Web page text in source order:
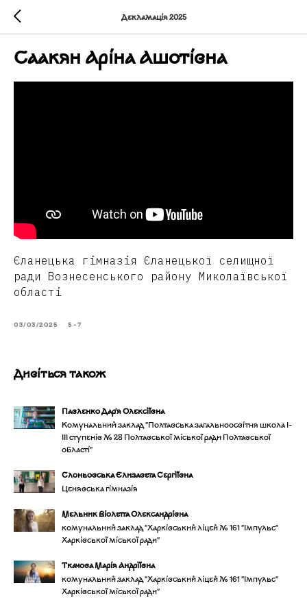
Декламація 2025
Саакян Аріна Ашотівна
Єланецька гімназія Єланецької селищної
ради Вознесенського району Миколаївської
області
03/03/2025 5-7
Дивіться також
Павленко Дар'я Олексіївна
Комунальний заклад "Полтавська загальноосвітня школа І-
ІІІ ступенів № 28 Полтавської міської ради Полтавської
області"
Слоньовська Єлизавета Сергіївна
Ценявська гімназія
Мельник Віолетта Олександрівна
комунальний заклад "Харківський ліцей № 161 "Імпульс"
Харківської міської ради"
Ткачова Марія Андріївна
комунальний заклад "Харківський ліцей № 161 "Імпульс"
Харківської міської ради"